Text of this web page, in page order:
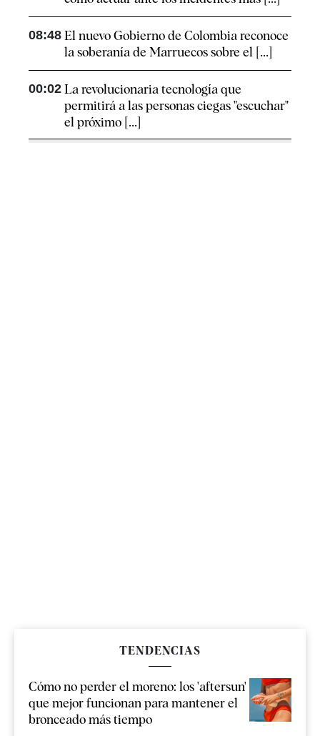
08:48 El nuevo Gobierno de Colombia reconoce
la soberanía de Marruecos sobre el [...]
00:02 La revolucionaria tecnología que
permitirá a las personas ciegas "escuchar"
el próximo [...]
TENDENCIAS
Cómo no perder el moreno: los 'aftersun'
que mejor funcionan para mantener el
bronceado más tiempo